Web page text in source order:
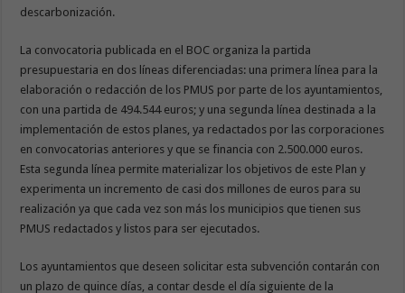
descarbonización.
La convocatoria publicada en el BOC organiza la partida
presupuestaria en dos líneas diferenciadas: una primera línea para la
elaboración o redacción de los PMUS por parte de los ayuntamientos,
con una partida de 494.544 euros; y una segunda línea destinada a la
implementación de estos planes, ya redactados por las corporaciones
en convocatorias anteriores y que se financia con 2.500.000 euros.
Esta segunda línea permite materializar los objetivos de este Plan y
experimenta un incremento de casi dos millones de euros para su
realización ya que cada vez son más los municipios que tienen sus
PMUS redactados y listos para ser ejecutados.
Los ayuntamientos que deseen solicitar esta subvención contarán con
un plazo de quince días, a contar desde el día siguiente de la